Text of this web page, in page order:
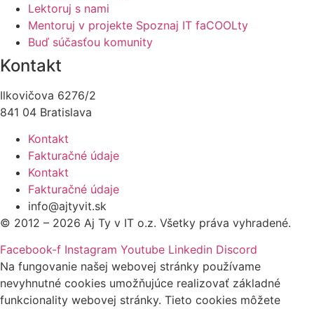
Lektoruj s nami
Mentoruj v projekte Spoznaj IT faCOOLty
Buď súčasťou komunity
Kontakt
Ilkovičova 6276/2
841 04 Bratislava
Kontakt
Fakturačné údaje
Kontakt
Fakturačné údaje
info@ajtyvit.sk
© 2012 – 2026 Aj Ty v IT o.z. Všetky práva vyhradené.
Facebook-f Instagram Youtube Linkedin Discord
Na fungovanie našej webovej stránky používame
nevyhnutné cookies umožňujúce realizovať základné
funkcionality webovej stránky. Tieto cookies môžete